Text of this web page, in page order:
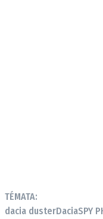
TÉMATA:
dacia dusterDaciaSPY